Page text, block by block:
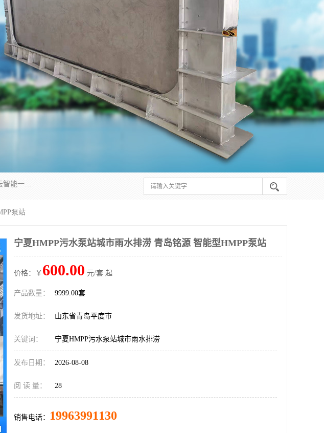
青岛铭源环保科技有限公司是一家专注于环保与智慧水务领域的先进科技企业，公司专注于云智能一体化HMPP预制泵站、智能截流井设备、调蓄池雨洪管理设备、水务循环利用、云智慧水务开发及新型环保技术研发等领域。
泵站
宁夏HMPP污水泵站城市雨水排涝 青岛铭源 智能型HMPP泵站
价格：￥ 600.00 元/套 起
产品数量： 9999.00套
发货地址： 山东省青岛平度市
关键词： 宁夏HMPP污水泵站城市雨水排涝
发布日期： 2026-08-08
阅 读 量： 28
销售电话： 19963991130